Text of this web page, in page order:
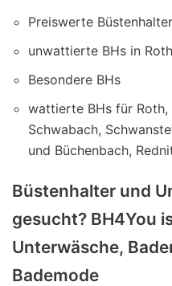
Preiswerte Büstenhalter
unwattierte BHs in Roth
Besondere BHs
wattierte BHs für Roth,
Schwabach,
und Büchenbach,
Büstenhalter und
gesucht? BH4You
Unterwäsche,
Bademode